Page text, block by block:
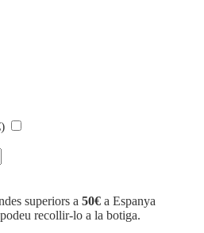
)
superiors a 50€ a Espanya
recollir-lo a la botiga.